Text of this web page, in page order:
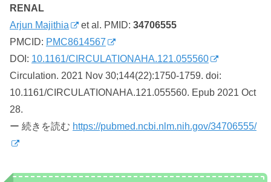
RENAL
Arjun Majithia
et al. PMID: 34706555
PMCID: PMC8614567
DOI: 10.1161/CIRCULATIONAHA.121.055560
Circulation. 2021 Nov 30;144(22):1750-1759. doi:
10.1161/CIRCULATIONAHA.121.055560. Epub 2021 Oct
28.
ー 続きを読む https://pubmed.ncbi.nlm.nih.gov/34706555/